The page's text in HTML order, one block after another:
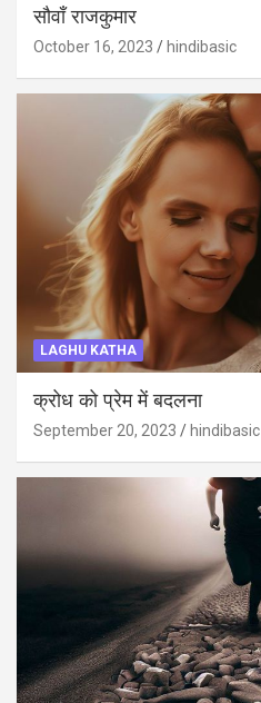
सौवाँ राजकुमार
October 16, 2023 hindibasic
LAGHU KATHA
क्रोध को प्रेम में बदलना
September 20, 2023 hindibasic